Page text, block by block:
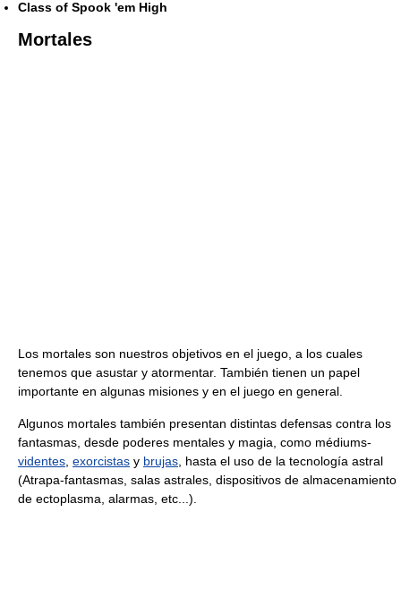
Class of Spook 'em High
Mortales
Los mortales son nuestros objetivos en el juego, a los cuales
tenemos que asustar y atormentar. También tienen un papel
importante en algunas misiones y en el juego en general.
Algunos mortales también presentan distintas defensas contra los
fantasmas, desde poderes mentales y magia, como médiums-
videntes exorcistas y brujas , hasta el uso de la tecnología astral
(Atrapa-fantasmas, salas astrales, dispositivos de almacenamiento
de ectoplasma, alarmas, etc...).